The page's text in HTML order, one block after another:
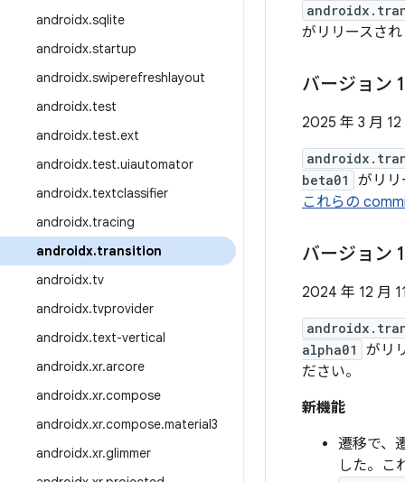
androidx.sqlite
androidx.startup
androidx.swiperefreshlayout
androidx.test
androidx.test.ext
androidx.test.uiautomator
androidx.textclassifier
androidx.tracing
androidx.transition
androidx.tv
androidx.tvprovider
androidx.text-vertical
androidx.xr.arcore
androidx.xr.compose
androidx.xr.compose.material3
androidx.xr.glimmer
がリリースさ
バージョン 1
2025 年 3 月 12
beta01
がリ
これらの
バージョン 1
2024 年 12 月
alpha01
がリ
ださい。
新機能
遷移で、
した。こ